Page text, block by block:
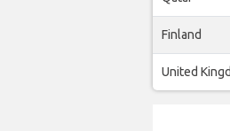
Finland
United